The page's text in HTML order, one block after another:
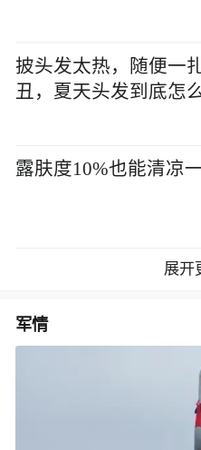
披头发太热，随便一
丑，夏天头发到底怎
露肤度10%也能清凉一
展开
军情